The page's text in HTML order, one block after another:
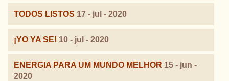
TODOS LISTOS 17 - jul - 2020
¡YO YA SE! 10 - jul - 2020
ENERGIA PARA UM MUNDO MELHOR 15 - jun -
2020